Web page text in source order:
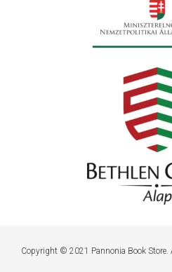
Copyright © 2021 Pannonia Book Store.